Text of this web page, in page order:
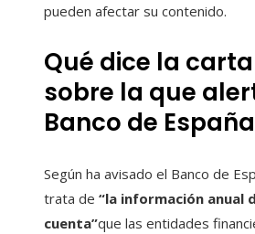
pueden afectar su contenido.
Qué dice la carta
sobre la que
Banco de España
Según ha avisado el Banco de
trata de “la información anual
cuenta”que las entidades